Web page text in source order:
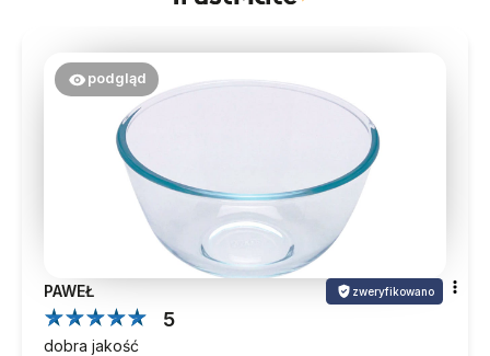
podgląd
PAWEŁ zweryfikowano
5
dobra jakość